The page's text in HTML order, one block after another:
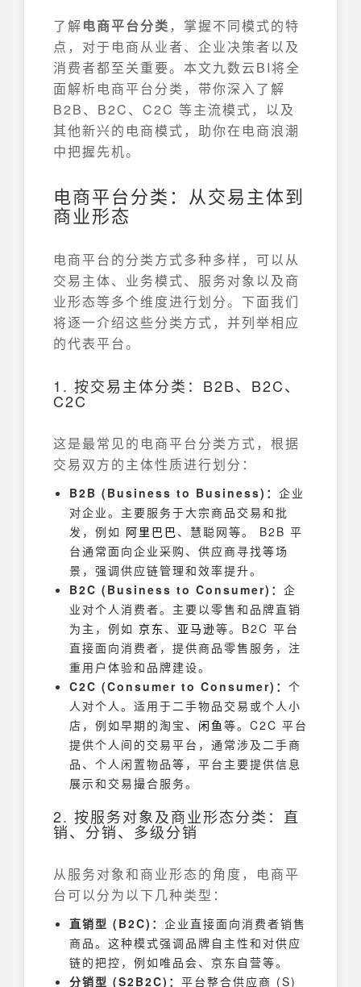
了解电商平台分类 ，掌握不同模式的特
点，对于电商从业者、企业决策者以及
消费者都至关重要。本文九数云BI将全
面解析电商平台分类，带你深入了解
B2B、B2C、C2C 等主流模式，以及
其他新兴的电商模式，助你在电商浪潮
中把握先机。
电商平台分类：从交易主体到
商业形态
电商平台的分类方式多种多样，可以从
交易主体、业务模式、服务对象以及商
业形态等多个维度进行划分。下面我们
将逐一介绍这些分类方式，并列举相应
的代表平台。
1. 按交易主体分类：B2B、B2C、
C2C
这是最常见的电商平台分类方式，根据
交易双方的主体性质进行划分：
B2B (Business to Business)： 企业
对企业。主要服务于大宗商品交易和批
发，例如 阿里巴巴、慧聪网等。 B2B 平
台通常面向企业采购、供应商寻找等场
景，强调供应链管理和效率提升。
B2C (Business to Consumer)： 企
业对个人消费者。主要以零售和品牌直销
为主，例如 京东 、 亚马逊等。B2C 平台
直接面向消费者，提供商品零售服务，注
重用户体验和品牌建设。
C2C (Consumer to Consumer)： 个
人对个人。适用于二手物品交易或个人小
店，例如早期的淘宝、 闲鱼 等。C2C 平台
提供个人间的交易平台，通常涉及二手商
品、个人闲置物品等，平台主要提供信息
展示和交易撮合服务。
2. 按服务对象及商业形态分类：直
销、分销、多级分销
从服务对象和商业形态的角度，电商平
台可以分为以下几种类型：
直销型 (B2C)： 企业直接面向消费者销售
商品。这种模式强调品牌自主性和对供应
链的把控，例如唯品会、京东自营等。
分销型 (S2B2C)： 平台整合供应商 (S)